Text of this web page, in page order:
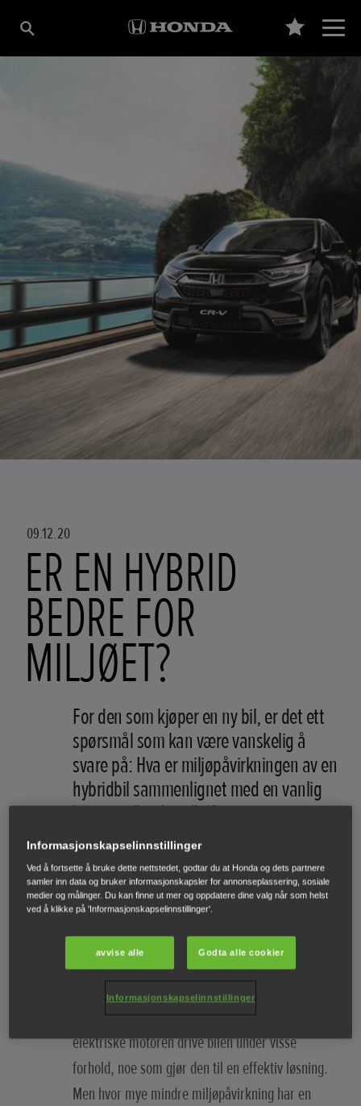
09.12.20
ER EN HYBRID
BEDRE FOR
MILJØET?
For den som kjøper en ny bil, er det ett
spørsmål som kan være vanskelig å
svare på: Hva er miljøpåvirkningen av en
hybridbil sammenlignet med en vanlig
bensin- eller dieselbil?
Mange av oss kan forstå at en full hybrid, som
ikke trenger å bli ladet fra strømnettet, gir
fordeler over en vanlig bensin- eller dieselbil.
Bilen kan kjøres i elektrisk modus med nesten
null utslipp. Det er jo bra i trafikkerte bymiljøer
og faktisk i alle miljøer. Og fordi batteriet i en
hybrid kan lades når bilen bremser, kan den
elektriske motoren drive bilen under visse
forhold, noe som gjør den til en effektiv løsning.
Men hvor mye mindre miljøpåvirkning har en
Informasjonskapselinnstillinger
Ved å fortsette å bruke dette nettstedet, godtar du at Honda og dets partnere
samler inn data og bruker informasjonskapsler for annonseplassering, sosiale
medier og målinger. Du kan finne ut mer og oppdatere dine valg når som helst
ved å klikke på 'Informasjonskapselinnstillinger'.
avvise alle Godta alle cookier
Informasjonskapselinnstillinger